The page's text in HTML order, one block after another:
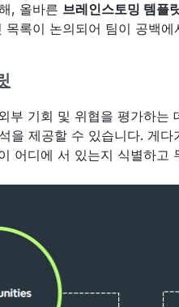
, 올바른 브레인스토밍 템플
록이 논의되어 팀이 공백
부 기회 및 위협을 평가하
을 제공할 수 있습니다. 게
어디에 서 있는지 식별하고